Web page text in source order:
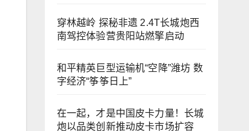
穿林越岭 探秘非遗 2.4T长城炮西
南驾控体验营贵阳站燃擎启动
和平精英巨型运输机“空降”潍坊 数
字经济“筝筝日上”
在一起，才是中国皮卡力量！长城
炮以品类创新推动皮卡市场扩容